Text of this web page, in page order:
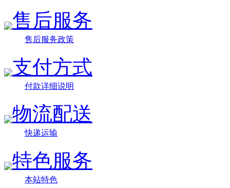
售后服务
售后服务政策
支付方式
付款详细说明
物流配送
快递运输
特色服务
本站特色